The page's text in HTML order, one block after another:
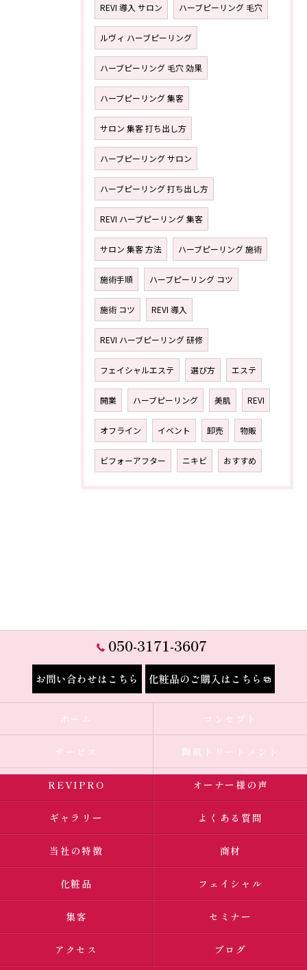
REVI 導入 サロン ハーブピーリング 毛穴
ルヴィ ハーブピーリング
ハーブピーリング 毛穴 効果
ハーブピーリング 集客
サロン 集客 打ち出し方
ハーブピーリング サロン
ハーブピーリング 打ち出し方
REVI ハーブピーリング 集客
サロン 集客 方法 ハーブピーリング 施術
施術手順 ハーブピーリング コツ
施術 コツ REVI 導入
REVI ハーブピーリング 研修
フェイシャルエステ 選び方 エステ
開業 ハーブピーリング 美肌 REVI
オフライン イベント 卸売 物販
ビフォーアフター ニキビ おすすめ
050-3171-3607
お問い合わせはこちら 化粧品のご購入はこちら
ホーム コンセプト
サービス 陶肌トリートメント
REVIPRO オーナー様の声
ギャラリー よくある質問
当社の特徴 商材
化粧品 フェイシャル
集客 セミナー
アクセス ブログ